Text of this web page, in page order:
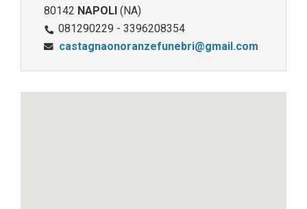
80142 NAPOLI (NA)
081290229 - 3396208354
castagnaonoranzefunebri@gmail.com